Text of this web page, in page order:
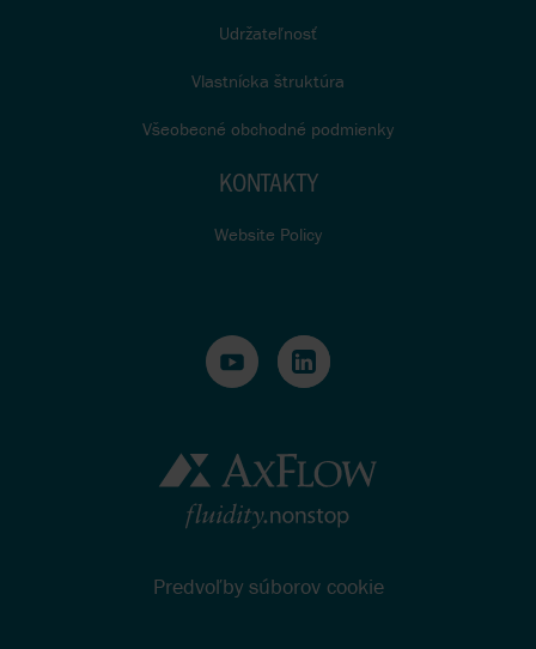
Udržateľnosť
Vlastnícka štruktúra
Všeobecné obchodné podmienky
KONTAKTY
Website Policy
Predvoľby súborov cookie